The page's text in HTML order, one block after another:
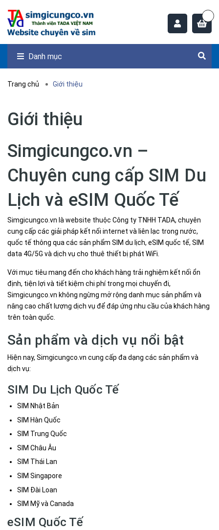
Danh mục
Trang chủ Giới thiệu
Giới thiệu
Simgicungco.vn –
Chuyên cung cấp SIM Du
Lịch và eSIM Quốc Tế
Simgicungco.vn là website thuộc Công ty TNHH TADA, chuyên
cung cấp các giải pháp kết nối internet và liên lạc trong nước,
quốc tế thông qua các sản phẩm SIM du lịch, eSIM quốc tế, SIM
data 4G/5G và dịch vụ cho thuê thiết bị phát WiFi.
Với mục tiêu mang đến cho khách hàng trải nghiệm kết nối ổn
định, tiện lợi và tiết kiệm chi phí trong mọi chuyến đi,
Simgicungco.vn không ngừng mở rộng danh mục sản phẩm và
nâng cao chất lượng dịch vụ để đáp ứng nhu cầu của khách hàng
trên toàn quốc.
Sản phẩm và dịch vụ nổi bật
Hiện nay, Simgicungco.vn cung cấp đa dạng các sản phẩm và
dịch vụ:
SIM Du Lịch Quốc Tế
SIM Nhật Bản
SIM Hàn Quốc
SIM Trung Quốc
SIM Châu Âu
SIM Thái Lan
SIM Singapore
SIM Đài Loan
SIM Mỹ và Canada
eSIM Quốc Tế